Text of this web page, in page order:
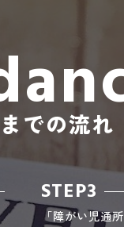
での流れ
STEP3
「障がい児通